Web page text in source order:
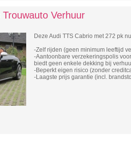
Verhuur
Deze Audi TTS Cabrio met 272 pk
-Zelf rijden (geen minimum leeftijd
-Aantoonbare verzekeringspolis
biedt geen enkele dekking bij
-Beperkt eigen risico (zonder
-Laagste prijs garantie (incl.